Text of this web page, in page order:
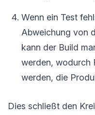
Wenn ein Test
Abweichung von
kann der Build
werden, wodurch
werden, die
Dies schließt den